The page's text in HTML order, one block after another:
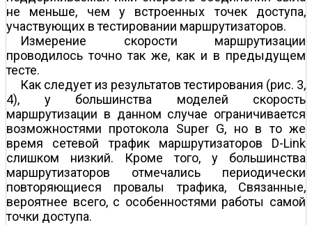
не меньше, чем у встроенных точек доступа,
участвующих в тестировании маршрутизаторов.
Измерение скорости маршрутизации
проводилось точно так же, как и в предыдущем
тесте.
Как следует из результатов тестирования (рис. 3,
4), у большинства моделей скорость
маршрутизации в данном случае ограничивается
возможностями протокола Super G, но в то же
время сетевой трафик маршрутизаторов D-Link
слишком низкий. Кроме того, у большинства
маршрутизаторов отмечались периодически
повторяющиеся провалы трафика, Связанные,
вероятнее всего, с особенностями работы самой
точки доступа.